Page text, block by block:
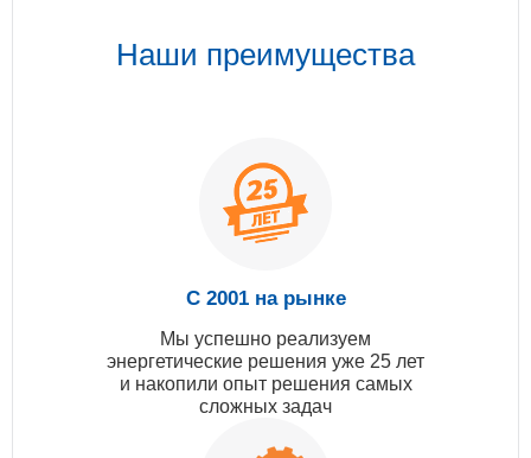
Наши преимущества
С 2001 на рынке
Мы успешно реализуем
энергетические решения уже 25 лет
и накопили опыт решения самых
сложных задач